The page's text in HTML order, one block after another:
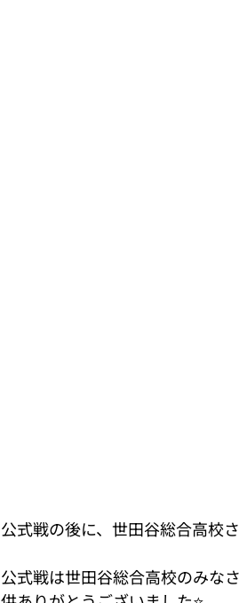
公式戦の後に、世田谷総合高校
公式戦は世田谷総合高校のみな